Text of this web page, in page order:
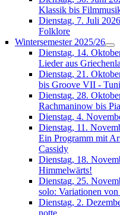
Klassik bis
Dienstag, 7. Juli
Folklore
Wintersemester 2025/26
Dienstag, 14.
Lieder aus
Dienstag, 21.
bis Groove VII -
Dienstag, 28.
Rachmaninow bis
Dienstag, 4.
Dienstag, 11.
Ein Programm mit
Cassidy
Dienstag, 18.
Himmelwärts!
Dienstag, 25.
solo: Variationen von
Dienstag, 2.
notte